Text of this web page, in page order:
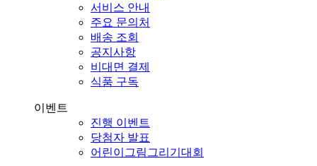
서비스 안내
주요 문의처
배송 조회
공지사항
비대면 결제
식품 구독
이벤트
진행 이벤트
당첨자 발표
어린이그림그리기대회